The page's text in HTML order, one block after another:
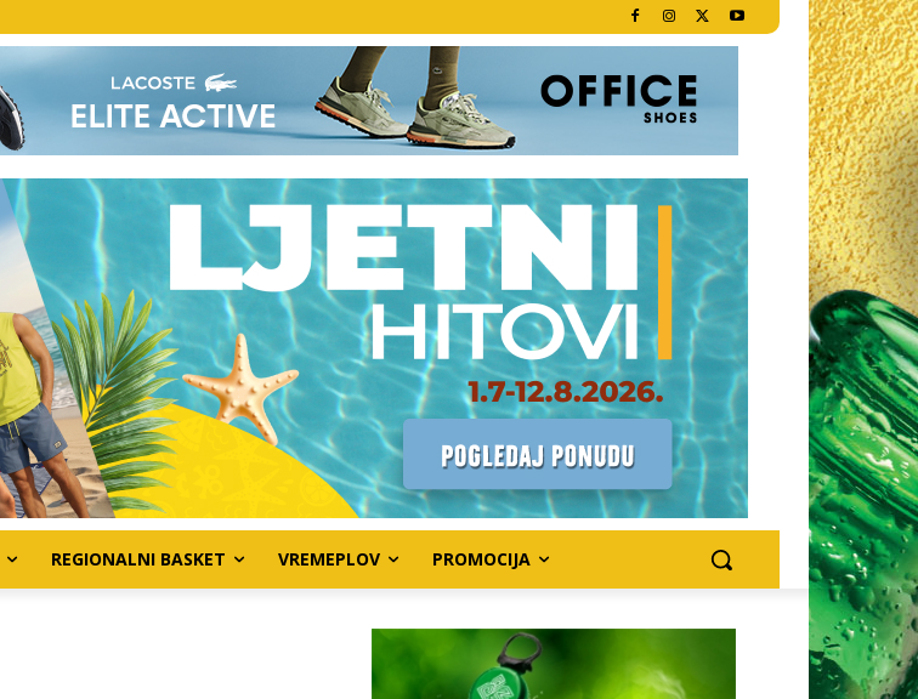
REGIONALNI BASKET VREMEPLOV PROMOCIJA